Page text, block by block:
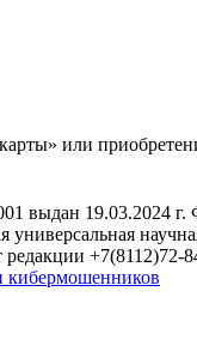
или
19.03.2024 г.
универсальная
+7(8112)72-
кибермошенников